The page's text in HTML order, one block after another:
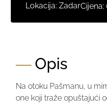
Lokacija: ZadarCijena:
Opis
Na otoku Pašmanu, u
one koji traže opuštajući